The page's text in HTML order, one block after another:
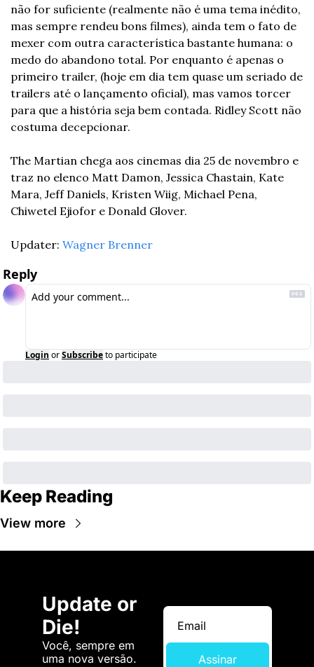
não for suficiente (realmente não é uma tema inédito,
mas sempre rendeu bons filmes), ainda tem o fato de
mexer com outra característica bastante humana: o
medo do abandono total. Por enquanto é apenas o
primeiro trailer, (hoje em dia tem quase um seriado de
trailers até o lançamento oficial), mas vamos torcer
para que a história seja bem contada. Ridley Scott não
costuma decepcionar.
The Martian chega aos cinemas dia 25 de novembro e
traz no elenco Matt Damon, Jessica Chastain, Kate
Mara, Jeff Daniels, Kristen Wiig, Michael Pena,
Chiwetel Ejiofor e Donald Glover.
Updater: Wagner Brenner
Reply
Login orSubscribeto participate
Keep Reading
View more
Update or
Die!
Você, sempre em
uma nova versão.
Assinar